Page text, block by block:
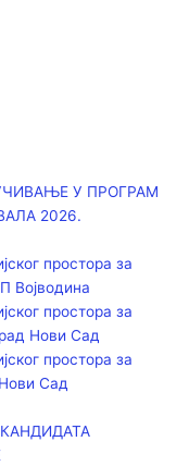
У ПРОГРАМ
2026.
простора за
Војводинa
простора за
Нови Сад
простора за
Сад